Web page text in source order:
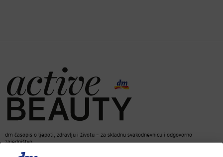
dm časopis o ljepoti, zdravlju i životu – za skladnu svakodnevnicu i odgovorno
zajedništvo.